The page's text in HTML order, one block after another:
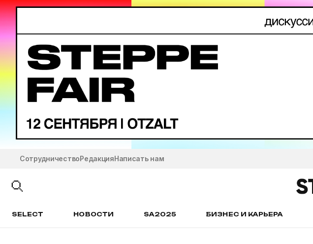
СотрудничествоРедакцияНаписать нам
SELECT НОВОСТИ SA2025 БИЗНЕС И КАРЬЕРА